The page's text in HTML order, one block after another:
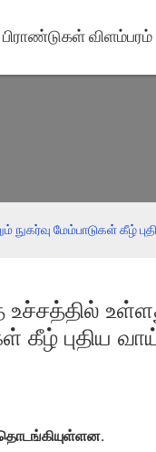
பிராண்டுகள் விளம்பரம்
மேம்பாடுகள் கீழ்
உச்சத்தில்
கீழ் புதிய
தொடங்கியுள்ளன.